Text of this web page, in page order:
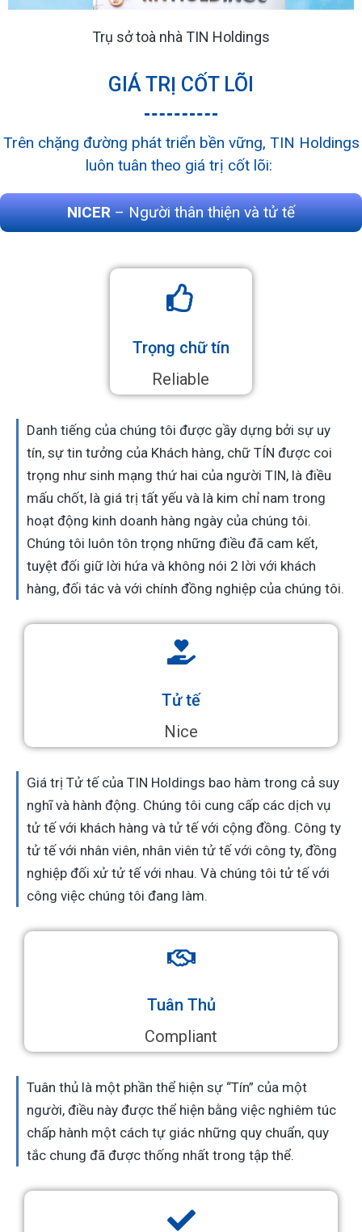
Trụ sở toà nhà TIN Holdings
GIÁ TRỊ CỐT LÕI
Trên chặng đường phát triển bền vững, TIN Holdings
luôn tuân theo giá trị cốt lõi:
NICER– Người thân thiện và tử tế
Trọng chữ tín
Reliable
Danh tiếng của chúng tôi được gầy dựng bởi sự uy
tín, sự tin tưởng của Khách hàng, chữ TÍN được coi
trọng như sinh mạng thứ hai của người TIN, là điều
mấu chốt, là giá trị tất yếu và là kim chỉ nam trong
hoạt động kinh doanh hàng ngày của chúng tôi.
Chúng tôi luôn tôn trọng những điều đã cam kết,
tuyệt đối giữ lời hứa và không nói 2 lời với khách
hàng, đối tác và với chính đồng nghiệp của chúng tôi.
Tử tế
Nice
Giá trị Tử tế của TIN Holdings bao hàm trong cả suy
nghĩ và hành động. Chúng tôi cung cấp các dịch vụ
tử tế với khách hàng và tử tế với cộng đồng. Công ty
tử tế với nhân viên, nhân viên tử tế với công ty, đồng
nghiệp đối xử tử tế với nhau. Và chúng tôi tử tế với
công việc chúng tôi đang làm.
Tuân Thủ
Compliant
Tuân thủ là một phần thể hiện sự “Tín” của một
người, điều này được thể hiện bằng việc nghiêm túc
chấp hành một cách tự giác những quy chuẩn, quy
tắc chung đã được thống nhất trong tập thể.